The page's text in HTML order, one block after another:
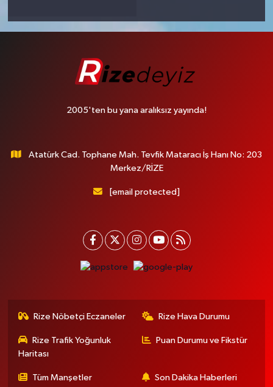
2005'ten bu yana aralıksız yayında!
Atatürk Cad. Tophane Mah. Tevfik Mataracı İş Hanı No: 203
Merkez/RİZE
[email protected]
Rize Nöbetçi Eczaneler Rize Hava Durumu
Rize Trafik Yoğunluk
Haritası
Puan Durumu ve Fikstür
Tüm Manşetler Son Dakika Haberleri